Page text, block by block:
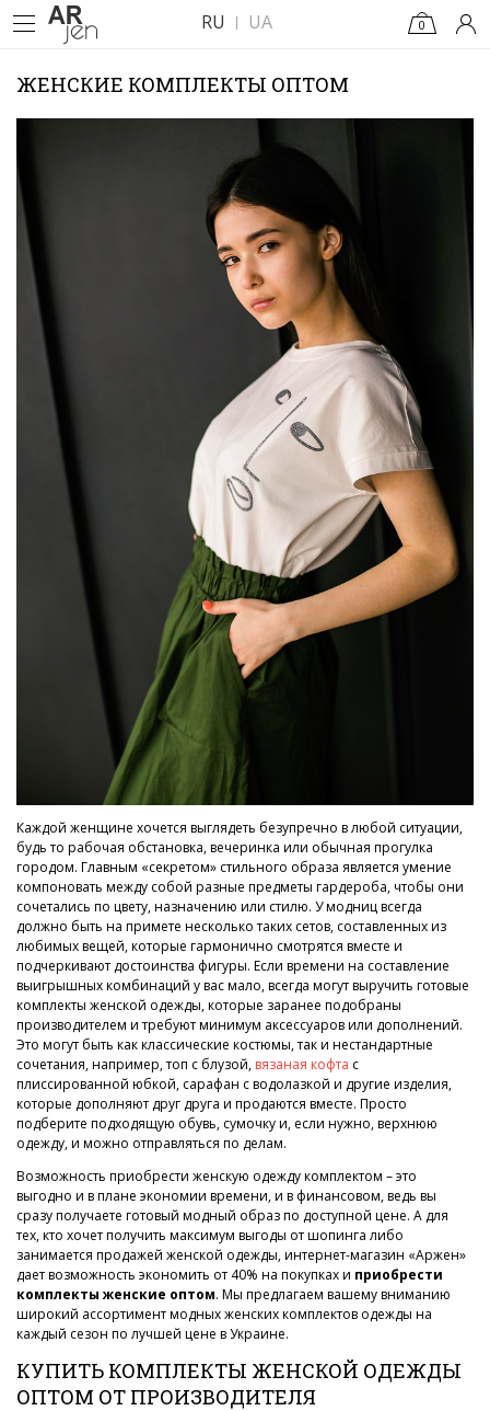
RU UA 0
ЖЕНСКИЕ КОМПЛЕКТЫ ОПТОМ
Каждой женщине хочется выглядеть безупречно в любой ситуации,
будь то рабочая обстановка, вечеринка или обычная прогулка
городом. Главным «секретом» стильного образа является умение
компоновать между собой разные предметы гардероба, чтобы они
сочетались по цвету, назначению или стилю. У модниц всегда
должно быть на примете несколько таких сетов, составленных из
любимых вещей, которые гармонично смотрятся вместе и
подчеркивают достоинства фигуры. Если времени на составление
выигрышных комбинаций у вас мало, всегда могут выручить готовые
комплекты женской одежды, которые заранее подобраны
производителем и требуют минимум аксессуаров или дополнений.
Это могут быть как классические костюмы, так и нестандартные
сочетания, например, топ с блузой, вязаная кофта с
плиссированной юбкой, сарафан с водолазкой и другие изделия,
которые дополняют друг друга и продаются вместе. Просто
подберите подходящую обувь, сумочку и, если нужно, верхнюю
одежду, и можно отправляться по делам.
Возможность приобрести женскую одежду комплектом – это
выгодно и в плане экономии времени, и в финансовом, ведь вы
сразу получаете готовый модный образ по доступной цене. А для
тех, кто хочет получить максимум выгоды от шопинга либо
занимается продажей женской одежды, интернет-магазин «Аржен»
дает возможность экономить от 40% на покупках и приобрести
комплекты женские оптом. Мы предлагаем вашему вниманию
широкий ассортимент модных женских комплектов одежды на
каждый сезон по лучшей цене в Украине.
КУПИТЬ КОМПЛЕКТЫ ЖЕНСКОЙ ОДЕЖДЫ
ОПТОМ ОТ ПРОИЗВОДИТЕЛЯ